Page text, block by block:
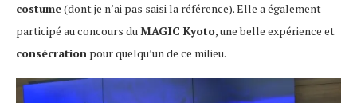
costume(dont je n’ai pas saisi la référence). Elle a également
participé au concours duMAGIC Kyoto, une belle expérience et
consécration pour quelqu’un de ce milieu.